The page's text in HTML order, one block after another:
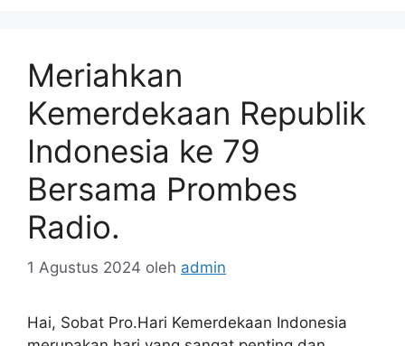
Meriahkan
Kemerdekaan Republik
Indonesia ke 79
Bersama Prombes
Radio.
1 Agustus 2024 oleh admin
Hai, Sobat Pro.Hari Kemerdekaan Indonesia